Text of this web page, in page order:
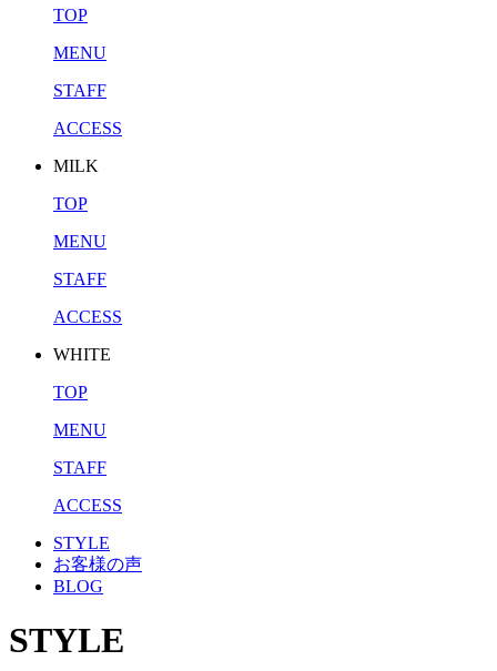
TOP
MENU
STAFF
ACCESS
MILK
TOP
MENU
STAFF
ACCESS
WHITE
TOP
MENU
STAFF
ACCESS
STYLE
お客様の声
BLOG
STYLE